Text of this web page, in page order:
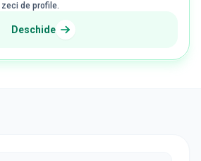
de profile.
Deschide